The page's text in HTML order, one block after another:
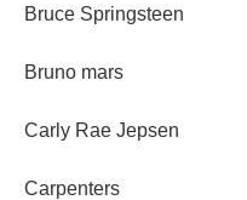
Bruce Springsteen
Bruno mars
Carly Rae Jepsen
Carpenters